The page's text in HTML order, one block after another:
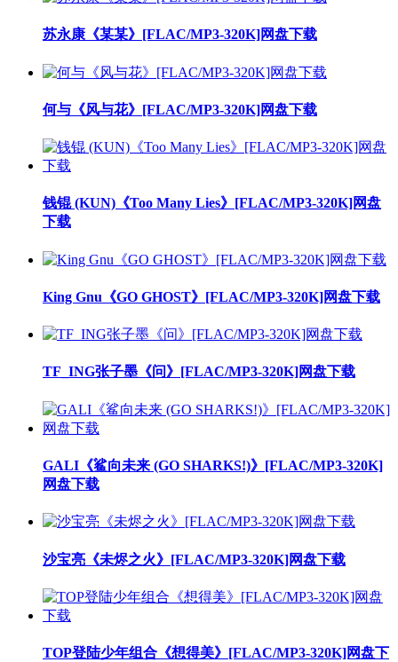
苏永康《某某》[FLAC/MP3-320K]网盘下载
何与《风与花》[FLAC/MP3-320K]网盘下载
钱锟 (KUN)《Too Many Lies》[FLAC/MP3-320K]网盘
下载
King Gnu《GO GHOST》[FLAC/MP3-320K]网盘下载
TF_ING张子墨《问》[FLAC/MP3-320K]网盘下载
GALI《鲨向未来 (GO SHARKS!)》[FLAC/MP3-320K]
网盘下载
沙宝亮《未烬之火》[FLAC/MP3-320K]网盘下载
TOP登陆少年组合《想得美》[FLAC/MP3-320K]网盘下